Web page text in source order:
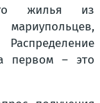
жилья из
первом – это